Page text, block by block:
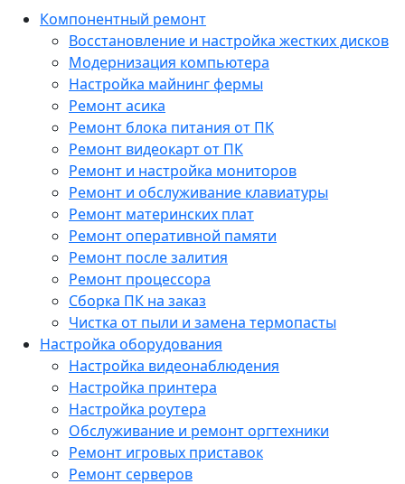
Компонентный ремонт
Восстановление и настройка жестких дисков
Модернизация компьютера
Настройка майнинг фермы
Ремонт асика
Ремонт блока питания от ПК
Ремонт видеокарт от ПК
Ремонт и настройка мониторов
Ремонт и обслуживание клавиатуры
Ремонт материнских плат
Ремонт оперативной памяти
Ремонт после залития
Ремонт процессора
Сборка ПК на заказ
Чистка от пыли и замена термопасты
Настройка оборудования
Настройка видеонаблюдения
Настройка принтера
Настройка роутера
Обслуживание и ремонт оргтехники
Ремонт игровых приставок
Ремонт серверов